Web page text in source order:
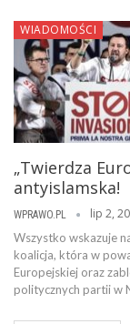
WIADOMOŚCI
„Twierdza
antyislamska!
WPRAWO.PL lip 2,
Wszystko wskazuje
koalicja, która w
Europejskiej oraz
politycznych partii w